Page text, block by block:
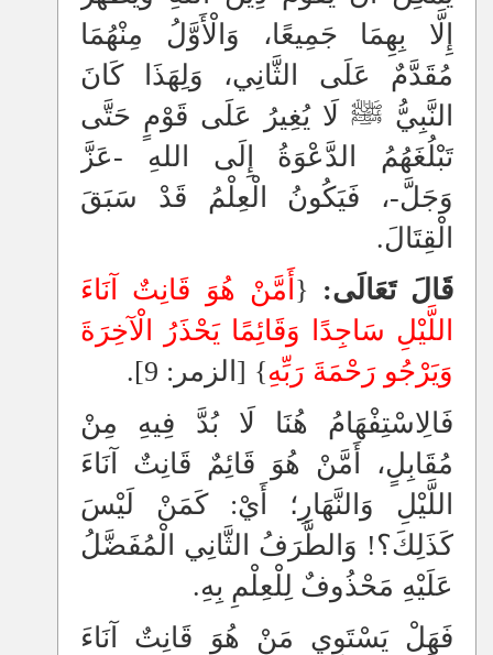
إِلَّا بِهِمَا جَمِيعًا، وَالْأَوَّلُ مِنْهُمَا
مُقَدَّمٌ عَلَى الثَّانِي، وَلِهَذَا كَانَ
النَّبِيُّ ﷺ لَا يُغِيرُ عَلَى قَوْمٍ حَتَّى
تَبْلُغَهُمُ الدَّعْوَةُ إِلَى اللهِ -عَزَّ
وَجَلَّ-، فَيَكُونُ الْعِلْمُ قَدْ سَبَقَ
الْقِتَالَ.
قَالَ تَعَالَى: { أَمَّنْ هُوَ قَانِتٌ آنَاءَ
اللَّيْلِ سَاجِدًا وَقَائِمًا يَحْذَرُ الْآخِرَةَ
وَيَرْجُو رَحْمَةَ رَبِّهِ} [الزمر: 9].
فَالِاسْتِفْهَامُ هُنَا لَا بُدَّ فِيهِ مِنْ
مُقَابِلٍ، أَمَّنْ هُوَ قَائِمٌ قَانِتٌ آنَاءَ
اللَّيْلِ وَالنَّهَارِ؛ أَيْ: كَمَنْ لَيْسَ
كَذَلِكَ؟! وَالطَّرَفُ الثَّانِي الْمُفَضَّلُ
عَلَيْهِ مَحْذُوفٌ لِلْعِلْمِ بِهِ.
فَهَلْ يَسْتَوِي مَنْ هُوَ قَانِتٌ آنَاءَ